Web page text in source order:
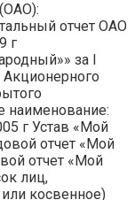
отчет ОАО
г
за I
Акционерного
наименование:
г Устав «Мой
отчет «Мой
отчет «Мой
лиц,
косвенное)